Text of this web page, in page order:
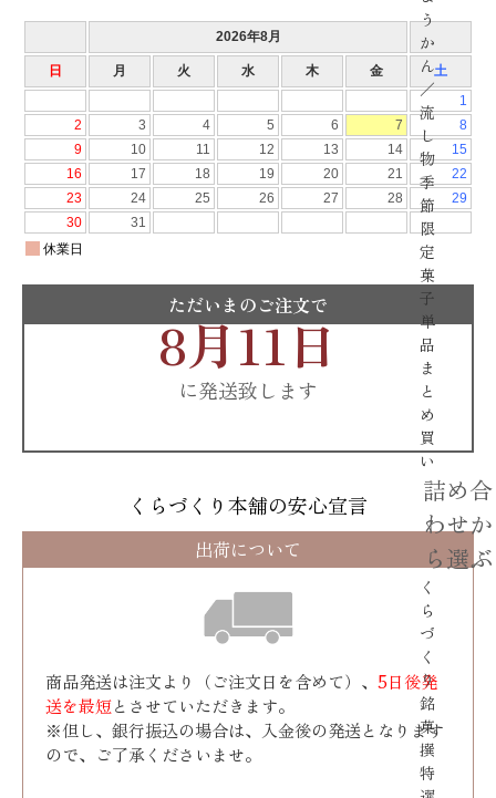
う
か
ん
／
流
し
物
季
節
限
定
菓
子
単
品
ま
と
め
買
い
詰め合
わせか
ら選ぶ
く
ら
づ
く
り
銘
菓
撰
特
ただいまのご注文で
8月11日
に発送致します
くらづくり本舗の安心宣言
出荷について
商品発送は注文より（ご注文日を含めて）、 5日後発
送を最短とさせていただきます。
※但し、銀行振込の場合は、入金後の発送となります
ので、ご了承くださいませ。